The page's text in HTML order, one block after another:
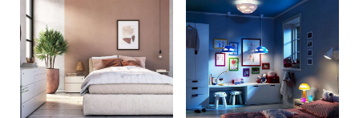
Boost